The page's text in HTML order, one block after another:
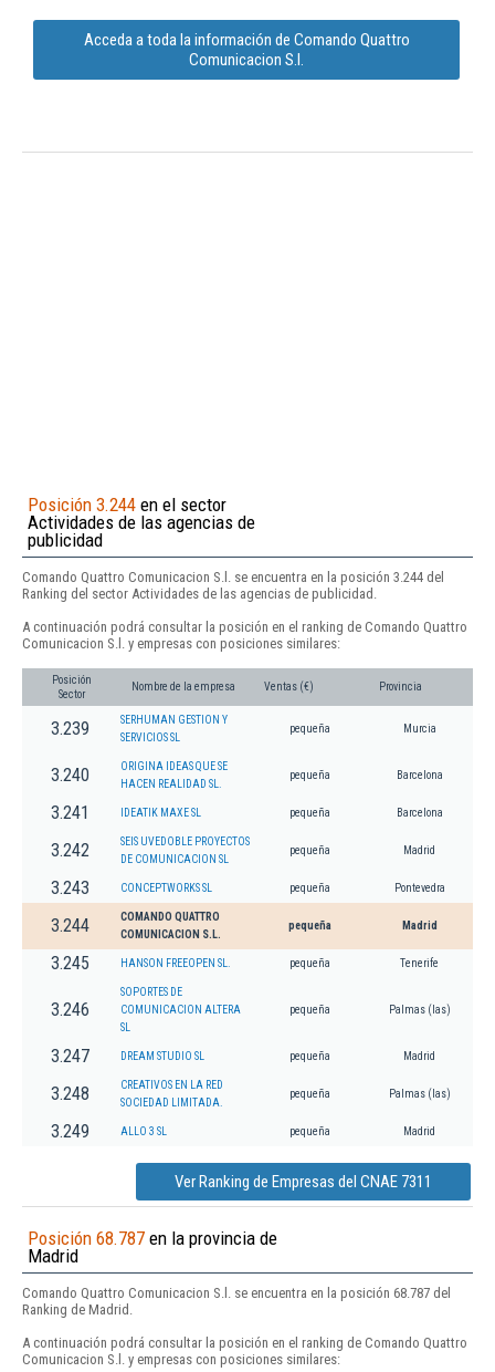
Acceda a toda la información de Comando Quattro
Comunicacion S.l.
Posición 3.244 en el sector
Actividades de las agencias de
publicidad
Comando Quattro Comunicacion S.l. se encuentra en la posición 3.244 del
Ranking del sector Actividades de las agencias de publicidad.
A continuación podrá consultar la posición en el ranking de Comando Quattro
Comunicacion S.l. y empresas con posiciones similares:
Posición
Sector
Nombre de la empresa Ventas (€) Provincia
3.239
SERHUMAN GESTION Y
SERVICIOS SL
pequeña Murcia
3.240
ORIGINA IDEAS QUE SE
HACEN REALIDAD SL.
pequeña Barcelona
3.241 IDEATIK MAXE SL pequeña Barcelona
3.242
SEIS UVEDOBLE PROYECTOS
DE COMUNICACION SL
pequeña Madrid
3.243 CONCEPTWORKS SL pequeña Pontevedra
3.244
COMANDO QUATTRO
COMUNICACION S.L.
pequeña Madrid
3.245 HANSON FREEOPEN SL. pequeña Tenerife
3.246
SOPORTES DE
COMUNICACION ALTERA
SL
pequeña Palmas (las)
3.247 DREAM STUDIO SL pequeña Madrid
3.248
CREATIVOS EN LA RED
SOCIEDAD LIMITADA.
pequeña Palmas (las)
3.249 ALLO 3 SL pequeña Madrid
Ver Ranking de Empresas del CNAE 7311
Posición 68.787 en la provincia de
Madrid
Comando Quattro Comunicacion S.l. se encuentra en la posición 68.787 del
Ranking de Madrid.
A continuación podrá consultar la posición en el ranking de Comando Quattro
Comunicacion S.l. y empresas con posiciones similares: